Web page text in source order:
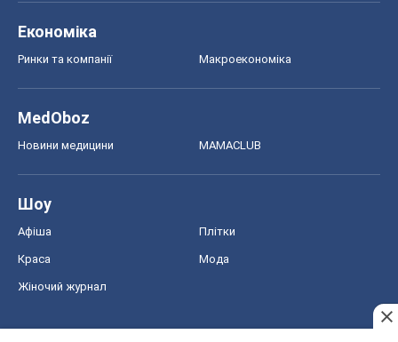
Економіка
Ринки та компанії Макроекономіка
MedOboz
Новини медицини MAMACLUB
Шоу
Афіша Плітки
Краса Мода
Жіночий журнал